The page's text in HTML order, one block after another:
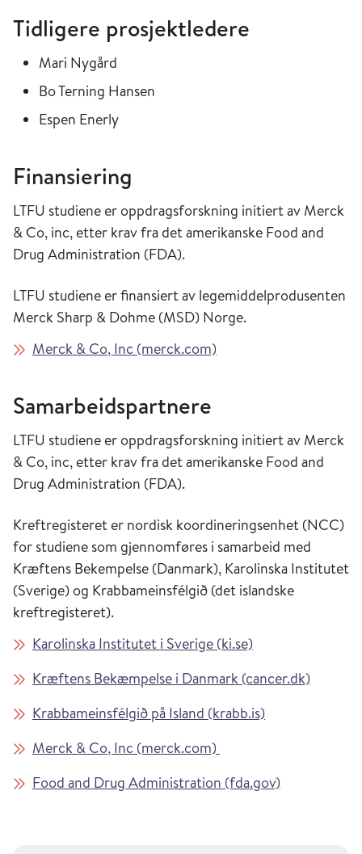
Tidligere prosjektledere
Mari Nygård
Bo Terning Hansen
Espen Enerly
Finansiering
LTFU studiene er oppdragsforskning initiert av Merck
& Co, inc, etter krav fra det amerikanske Food and
Drug Administration (FDA).
LTFU studiene er finansiert av legemiddelprodusenten
Merck Sharp & Dohme (MSD) Norge.
Merck & Co, Inc (merck.com)
Samarbeidspartnere
LTFU studiene er oppdragsforskning initiert av Merck
& Co, inc, etter krav fra det amerikanske Food and
Drug Administration (FDA).
Kreftregisteret er nordisk koordineringsenhet (NCC)
for studiene som gjennomføres i samarbeid med
Kræftens Bekempelse (Danmark), Karolinska Institutet
(Sverige) og Krabbameinsfélgið (det islandske
kreftregisteret).
Karolinska Institutet i Sverige (ki.se)
Kræftens Bekæmpelse i Danmark (cancer.dk)
Krabbameinsfélgið på Island (krabb.is)
Merck & Co, Inc (merck.com)
Food and Drug Administration (fda.gov)